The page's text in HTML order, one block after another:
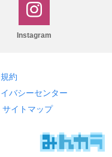
Instagram
約
バシーセンター
サイトマップ